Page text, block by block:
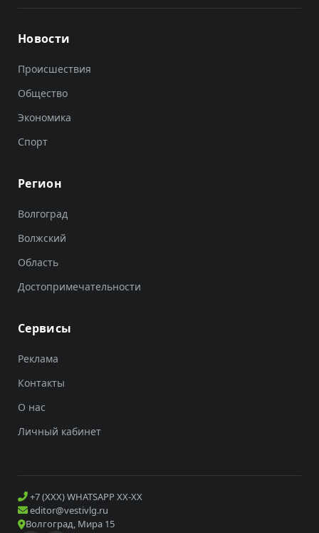
Новости
Происшествия
Общество
Экономика
Спорт
Регион
Волгоград
Волжский
Область
Достопримечательности
Сервисы
Реклама
Контакты
О нас
Личный кабинет
+7 (XXX) WHATSAPP XX-XX
editor@vestivlg.ru
Волгоград, Мира 15